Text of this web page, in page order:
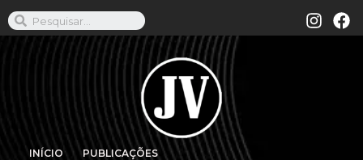
INÍCIO PUBLICAÇÕES